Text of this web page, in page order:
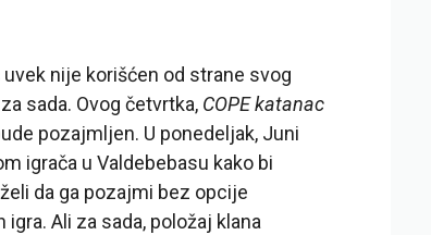
nije korišćen od strane svog
sada. Ovog četvrtka, COPE katanac
pozajmljen. U ponedeljak, Juni
igrača u Valdebebasu kako bi
da ga pozajmi bez opcije
Ali za sada, položaj klana